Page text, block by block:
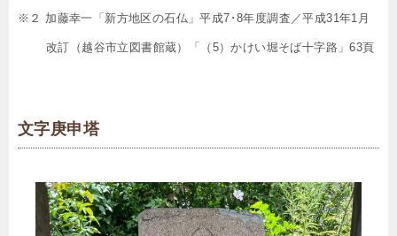
※２ 加藤幸一「新方地区の石仏」平成7･8年度調査／平成31年1月
改訂（越谷市立図書館蔵）「（5）かけい堀そば十字路」63頁
文字庚申塔